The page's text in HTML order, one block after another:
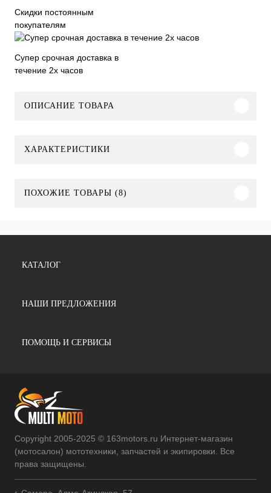
Скидки постоянным
покупателям
Супер срочная доставка в
течение 2х часов
ОПИСАНИЕ ТОВАРА
ХАРАКТЕРИСТИКИ
ПОХОЖИЕ ТОВАРЫ (8)
КАТАЛОГ
НАШИ ПРЕДЛОЖЕНИЯ
ПОМОЩЬ И СЕРВИСЫ
Copyright 2005-2025 © 163motors.ru Интернет-магазин
(мотосалон) мототехники, запчастей и экипировки. Все
права защищены.